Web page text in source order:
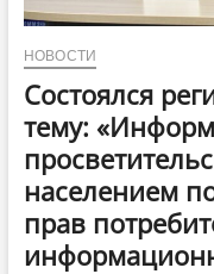
НОВОСТИ
Cостоялся
тему:
населением
прав